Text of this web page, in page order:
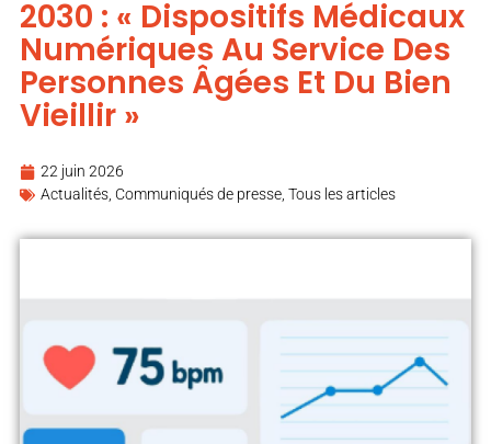
2030 : « Dispositifs Médicaux
Numériques Au Service Des
Personnes Âgées Et Du Bien
Vieillir »
22 juin 2026
Actualités, Communiqués de presse, Tous les articles